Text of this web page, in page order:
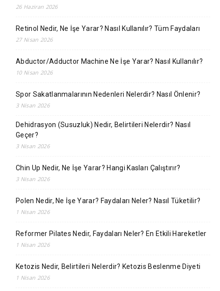
26 Haziran 2026
Retinol Nedir, Ne İşe Yarar? Nasıl Kullanılır? Tüm Faydaları
27 Nisan 2026
Abductor/Adductor Machine Ne İşe Yarar? Nasıl Kullanılır?
10 Nisan 2026
Spor Sakatlanmalarının Nedenleri Nelerdir? Nasıl Önlenir?
3 Nisan 2026
Dehidrasyon (Susuzluk) Nedir, Belirtileri Nelerdir? Nasıl
Geçer?
3 Nisan 2026
Chin Up Nedir, Ne İşe Yarar? Hangi Kasları Çalıştırır?
3 Nisan 2026
Polen Nedir, Ne İşe Yarar? Faydaları Neler? Nasıl Tüketilir?
1 Nisan 2026
Reformer Pilates Nedir, Faydaları Neler? En Etkili Hareketler
1 Nisan 2026
Ketozis Nedir, Belirtileri Nelerdir? Ketozis Beslenme Diyeti
1 Nisan 2026